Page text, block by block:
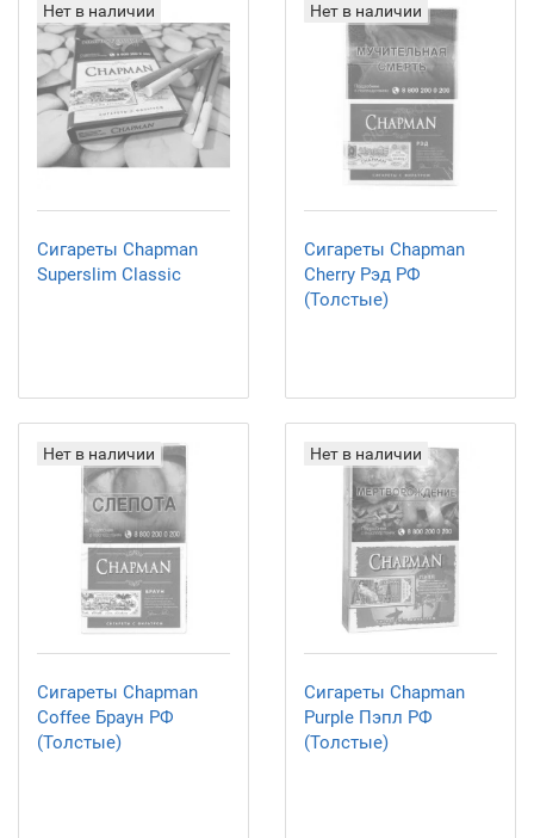
Нет в наличии
Сигареты Chapman
Superslim Classic
Нет в наличии
Сигареты Chapman
Cherry Рэд РФ
(Толстые)
Нет в наличии
Сигареты Chapman
Coffee Браун РФ
(Толстые)
Нет в наличии
Сигареты Chapman
Purple Пэпл РФ
(Толстые)